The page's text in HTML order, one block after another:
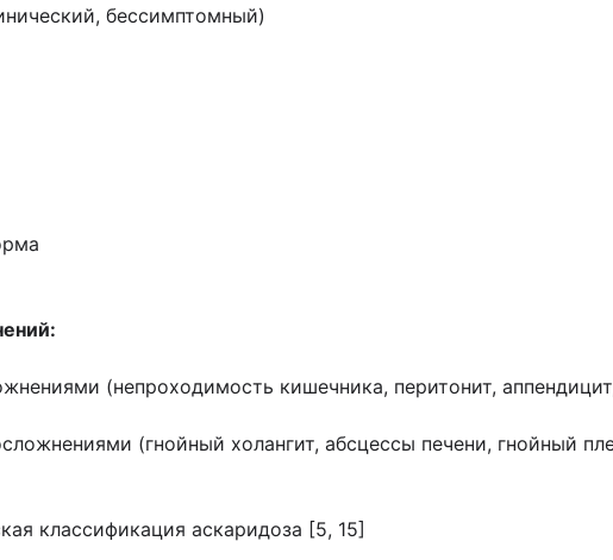
бессимптомный)
(непроходимость кишечника, перитонит,
(гнойный холангит, абсцессы печени, гнойный
классификация аскаридоза [5, 15]